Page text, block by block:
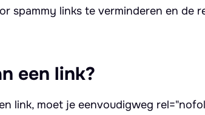
spammy links te verminderen en de
een link?
link, moet je eenvoudigweg